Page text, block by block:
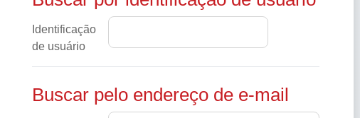
Identificação
de usuário
Buscar pelo endereço de e-mail
Buscar pelo endereço de e-mail